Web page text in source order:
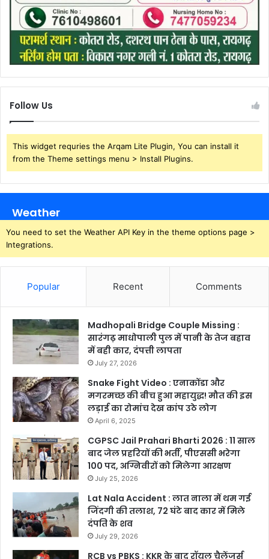
Follow Us
This widget requries the Arqam Lite Plugin, You can install it
from the Theme settings menu > Install Plugins.
Weather
You need to set the Weather API Key in the theme options page >
Integrations.
Popular Recent Comments
Madhopali Bridge Couple Missing :
सारंगढ़ माधोपाली पुल में पानी के तेज बहाव
में बही कार, दंपत्ती लापता
July 27, 2026
Snake Fight Video : एनाकोंडा और
मगरमच्छ की बीच हुआ महायुद्ध! मौत की इस
लड़ाई का रोमांच देख कांप उठे लोग
April 6, 2025
CGPSC Jail Prahari Bharti 2026 : 11 साल
बाद जेल प्रहरियों की भर्ती, पीएससी भरेगा
100 पद, अग्निवीरों को मिलेगा आरक्षण
July 25, 2026
Lat Nala Accident : लात नाला में थम गई
जिंदगी की तलाश, 72 घंटे बाद कार में मिले
दंपति के शव
July 29, 2026
RCB vs PBKS : KKR के बाद रॉयल चैलेंजर्स